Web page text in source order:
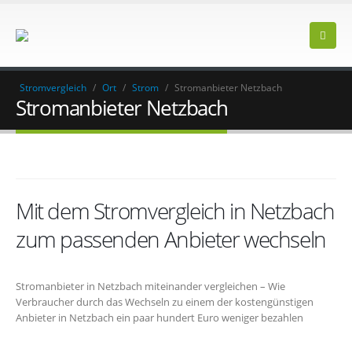
Stromvergleich / Ort / Strom / Stromanbieter Netzbach
Stromanbieter Netzbach
Mit dem Stromvergleich in Netzbach
zum passenden Anbieter wechseln
Stromanbieter in Netzbach miteinander vergleichen – Wie
Verbraucher durch das Wechseln zu einem der kostengünstigen
Anbieter in Netzbach ein paar hundert Euro weniger bezahlen